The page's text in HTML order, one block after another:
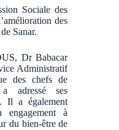
Sociale des
des
Sanar.
Dr Babacar
Administratif
des chefs de
adressé ses
Il a également
à
du bien-être de